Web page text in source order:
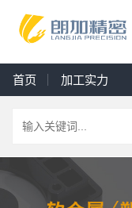
首页 加工实力